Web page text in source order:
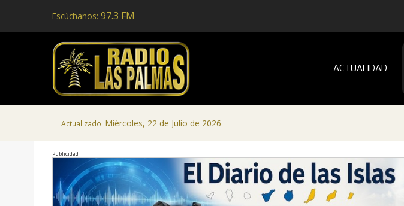
Escúchanos: 97.3 FM
ACTUALIDAD
Actualizado: Miércoles, 22 de Julio de 2026
Publicidad